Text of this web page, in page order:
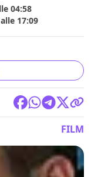
04:58
17:09
FILM